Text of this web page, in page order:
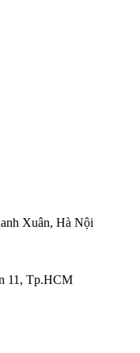
Xuân, Hà Nội
11, Tp.HCM